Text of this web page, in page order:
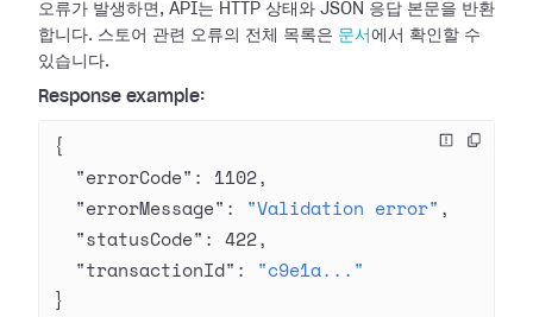
오류가 발생하면, API는 HTTP 상태와 JSON 응답 본문을 반환
합니다. 스토어 관련 오류의 전체 목록은 문서 에서 확인할 수
있습니다.
Response example:
{
  "errorCode"
: 1102,
  "errorMessage"
: "Validation error" ,
  "statusCode"
: 422,
  "transactionId"
: "c9e1a..."
}